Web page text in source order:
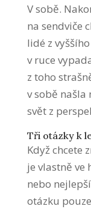
V sobě.
na sendviče
lidé z
v ruce
z toho
v sobě našla
svět z
Tři otázky k
Když chcete
je vlastně ve
nebo
otázku